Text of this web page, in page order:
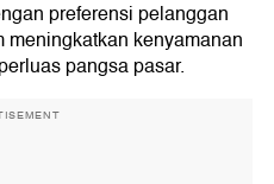
preferensi pelanggan
kenyamanan
pangsa pasar.